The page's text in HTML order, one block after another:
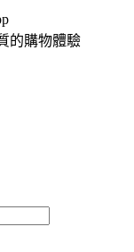
的購物體驗